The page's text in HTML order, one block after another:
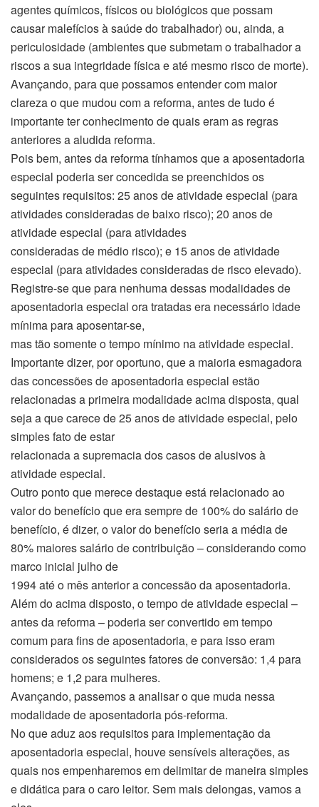
agentes químicos, físicos ou biológicos que possam
causar malefícios à saúde do trabalhador) ou, ainda, a
periculosidade (ambientes que submetam o trabalhador a
riscos a sua integridade física e até mesmo risco de morte).
Avançando, para que possamos entender com maior
clareza o que mudou com a reforma, antes de tudo é
importante ter conhecimento de quais eram as regras
anteriores a aludida reforma.
Pois bem, antes da reforma tínhamos que a aposentadoria
especial poderia ser concedida se preenchidos os
seguintes requisitos: 25 anos de atividade especial (para
atividades consideradas de baixo risco); 20 anos de
atividade especial (para atividades
consideradas de médio risco); e 15 anos de atividade
especial (para atividades consideradas de risco elevado).
Registre-se que para nenhuma dessas modalidades de
aposentadoria especial ora tratadas era necessário idade
mínima para aposentar-se,
mas tão somente o tempo mínimo na atividade especial.
Importante dizer, por oportuno, que a maioria esmagadora
das concessões de aposentadoria especial estão
relacionadas a primeira modalidade acima disposta, qual
seja a que carece de 25 anos de atividade especial, pelo
simples fato de estar
relacionada a supremacia dos casos de alusivos à
atividade especial.
Outro ponto que merece destaque está relacionado ao
valor do benefício que era sempre de 100% do salário de
benefício, é dizer, o valor do benefício seria a média de
80% maiores salário de contribuição – considerando como
marco inicial julho de
1994 até o mês anterior a concessão da aposentadoria.
Além do acima disposto, o tempo de atividade especial –
antes da reforma – poderia ser convertido em tempo
comum para fins de aposentadoria, e para isso eram
considerados os seguintes fatores de conversão: 1,4 para
homens; e 1,2 para mulheres.
Avançando, passemos a analisar o que muda nessa
modalidade de aposentadoria pós-reforma.
No que aduz aos requisitos para implementação da
aposentadoria especial, houve sensíveis alterações, as
quais nos empenharemos em delimitar de maneira simples
e didática para o caro leitor. Sem mais delongas, vamos a